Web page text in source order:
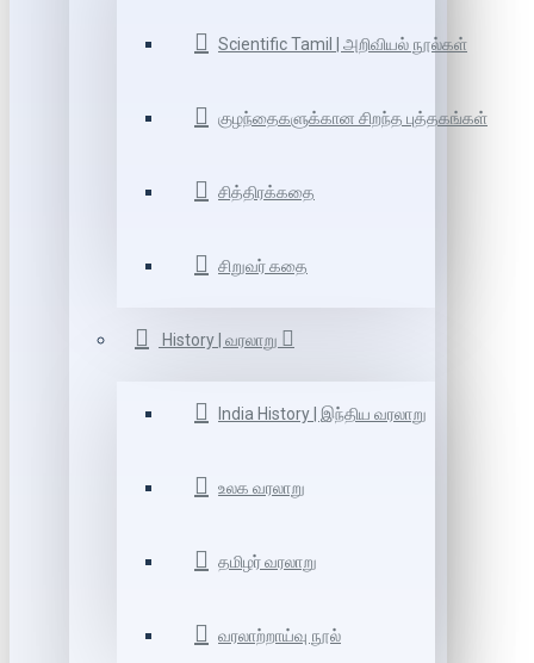
Scientific Tamil | அறிவியல் நூல்கள்
குழந்தைகளுக்கான சிறந்த புத்தகங்கள்
சித்திரக்கதை
சிறுவர் கதை
History | வரலாறு
India History | இந்திய வரலாறு
உலக வரலாறு
தமிழர் வரலாறு
வரலாற்றாய்வு நூல்